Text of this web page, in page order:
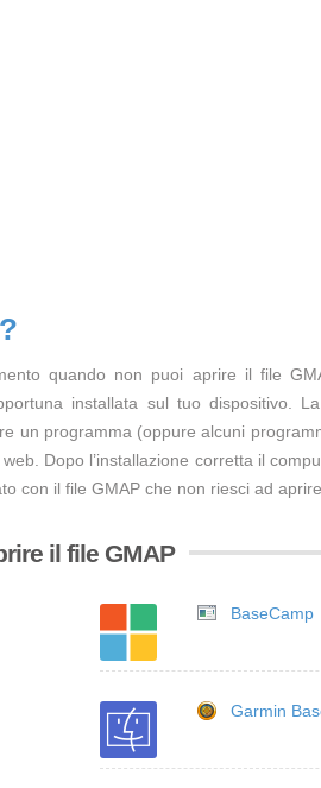
quando non puoi aprire il file
installata sul tuo dispositivo.
un programma (oppure alcuni
Dopo l’installazione corretta il
con il file GMAP che non riesci ad aprire.
il file GMAP
BaseCamp
Garmin